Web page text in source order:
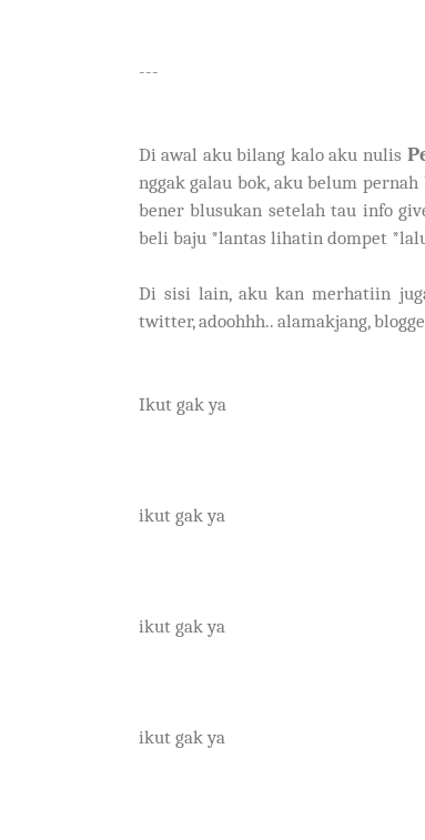
---
Di awal aku bilang kalo aku nulis
nggak galau bok, aku belum
bener blusukan setelah tau info
beli baju *lantas lihatin dompet
Di sisi lain, aku kan merhatiin
twitter, adoohhh.. alamakjang,
Ikut gak ya
ikut gak ya
ikut gak ya
ikut gak ya